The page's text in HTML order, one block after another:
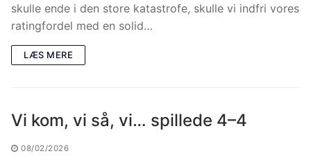
skulle ende i den store katastrofe, skulle vi indfri vores
ratingfordel med en solid…
LÆS MERE
Vi kom, vi så, vi… spillede 4–4
08/02/2026